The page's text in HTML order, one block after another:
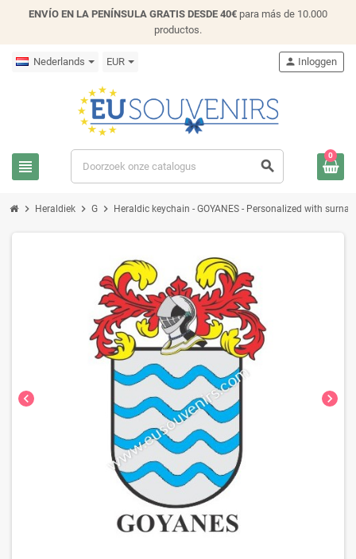
ENVÍO EN LA PENÍNSULA GRATIS DESDE 40€ para más de 10.000
productos.
Nederlands EUR
view_headline search
person Inloggen
0
chevron_right Heraldiek chevron_right G chevron_right Heraldic keychain - GOYANES - Personalized with
chevron_left chevron_right